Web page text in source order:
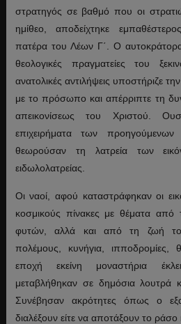
στρατηγός σε βαθμό που οι
ημίθεο, αποδείχτηκε
πατέρα του Λέων Γ΄. Ο
θεολογικές πραγματείες του
ανατολικές αντιλήψεις υποστήριζε
με το πρόσωπο και απέρριπτε τη
απεικονίσεως του Χριστού.
επιχειρήματα των προηγούμενων
θεωρούσαν τη λατρεία των
ειδωλολατρείας.
Οι ναοί, αφού καταστράφηκαν οι
κοσμικούς πίνακες με θέματα
φυτών, αλλά και από τη ζωή
πολέμους, κυνήγια,
εποχή εκείνη μοναστήρια
μεταβλήθηκαν σε δημόσια λουτρά
Συνέβησαν ακρότητες όπως ο
διαλέξουν είτε να αποτάξουν το ράσο